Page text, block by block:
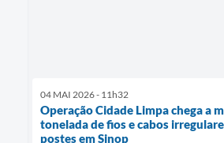
04 MAI 2026 - 11h32
Operação Cidade Limpa chega a
tonelada de fios e cabos
postes em Sinop